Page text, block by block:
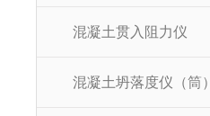
混凝土贯入阻力仪
混凝土坍落度仪（筒）